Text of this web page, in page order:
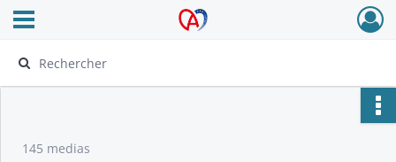
Archives Alsace - Colmar
Ouvrir le menu déroulant
145 medias